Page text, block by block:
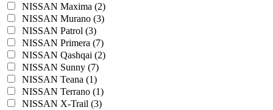
NISSAN Maxima (2)
NISSAN Murano (3)
NISSAN Patrol (3)
NISSAN Primera (7)
NISSAN Qashqai (2)
NISSAN Sunny (7)
NISSAN Teana (1)
NISSAN Terrano (1)
NISSAN X-Trail (3)